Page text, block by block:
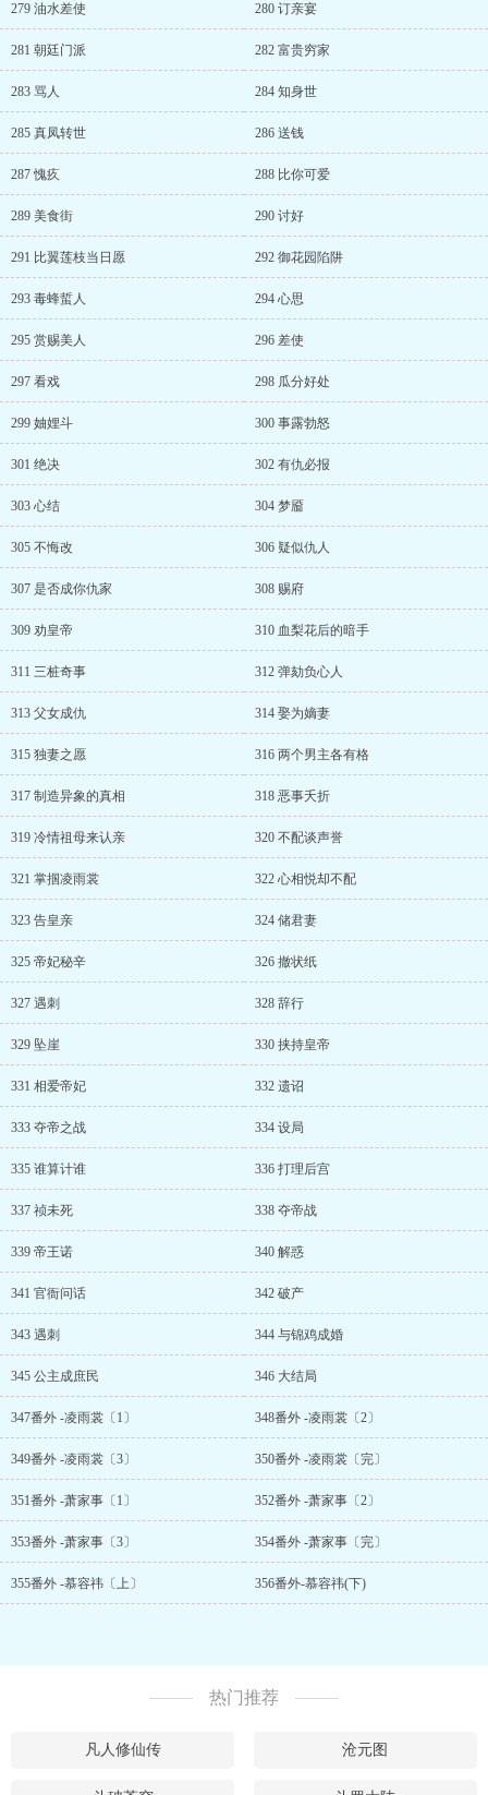
279 油水差使 280 订亲宴
281 朝廷门派 282 富贵穷家
283 骂人 284 知身世
285 真凤转世 286 送钱
287 愧疚 288 比你可爱
289 美食街 290 讨好
291 比翼莲枝当日愿 292 御花园陷阱
293 毒蜂蜇人 294 心思
295 赏赐美人 296 差使
297 看戏 298 瓜分好处
299 妯娌斗 300 事露勃怒
301 绝决 302 有仇必报
303 心结 304 梦靥
305 不悔改 306 疑似仇人
307 是否成你仇家 308 赐府
309 劝皇帝 310 血梨花后的暗手
311 三桩奇事 312 弹劾负心人
313 父女成仇 314 娶为嫡妻
315 独妻之愿 316 两个男主各有格
317 制造异象的真相 318 恶事夭折
319 冷情祖母来认亲 320 不配谈声誉
321 掌掴凌雨裳 322 心相悦却不配
323 告皇亲 324 储君妻
325 帝妃秘辛 326 撤状纸
327 遇刺 328 辞行
329 坠崖 330 挟持皇帝
331 相爱帝妃 332 遗诏
333 夺帝之战 334 设局
335 谁算计谁 336 打理后宫
337 祯未死 338 夺帝战
339 帝王诺 340 解惑
341 官衙问话 342 破产
343 遇刺 344 与锦鸡成婚
345 公主成庶民 346 大结局
347番外 -凌雨裳〔1〕 348番外 -凌雨裳〔2〕
349番外 -凌雨裳〔3〕 350番外 -凌雨裳〔完〕
351番外 -萧家事〔1〕 352番外 -萧家事〔2〕
353番外 -萧家事〔3〕 354番外 -萧家事〔完〕
355番外 -慕容祎〔上〕 356番外-慕容祎(下)
热门推荐
凡人修仙传 沧元图